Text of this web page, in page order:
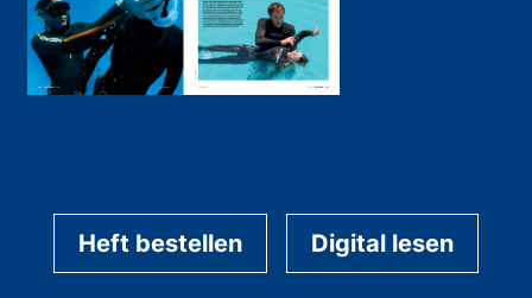
Heft bestellen Digital lesen